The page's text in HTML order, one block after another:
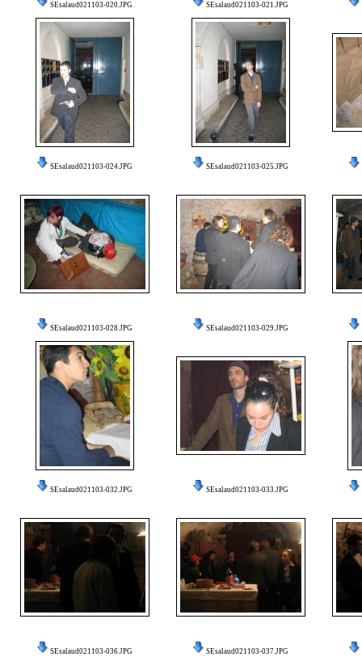
SEsalaud021103-020.JPG SEsalaud021103-021.JPG
SEsalaud021103-024.JPG SEsalaud021103-025.JPG
SEsalaud021103-028.JPG SEsalaud021103-029.JPG
SEsalaud021103-032.JPG SEsalaud021103-033.JPG
SEsalaud021103-036.JPG SEsalaud021103-037.JPG